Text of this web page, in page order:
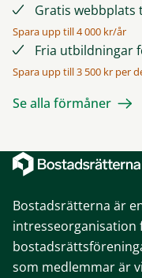
Gratis webbplats
Spara upp till 4 000 kr/år
Fria utbildningar
Spara upp till 3 500 kr per
Se alla förmåner
Bostadsrätterna är
intresseorganisation
som medlemmar är